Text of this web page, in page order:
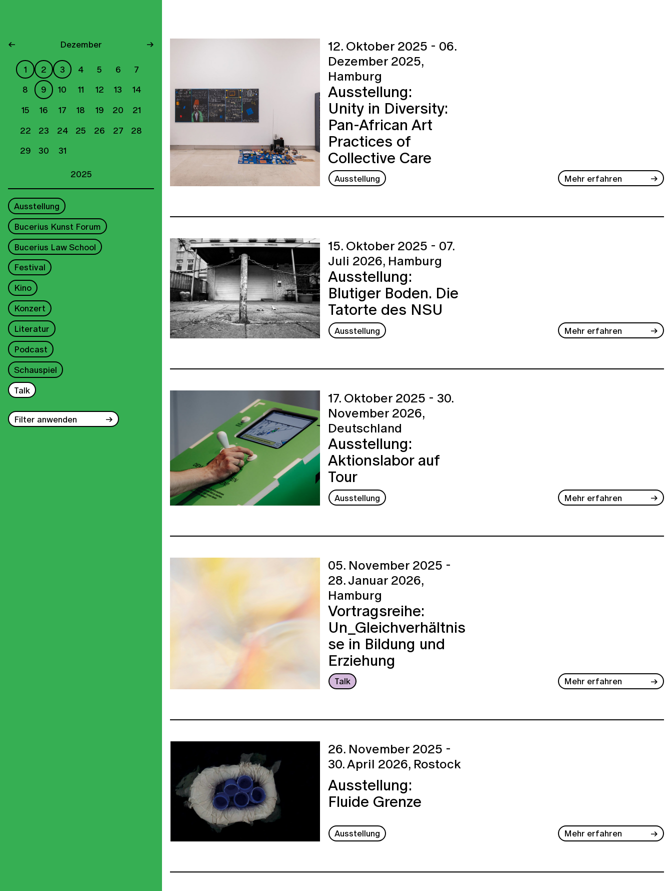
← Dezember →
1 2 3 4 5 6
7
8
9 10 11 12 13
14
15
16 17 18 19 20
21
22
23 24 25 26 27
28
29
30
31
2025
Ausstellung
Bucerius Kunst Forum
Bucerius Law School
Festival
Kino
Konzert
Literatur
Podcast
Schauspiel
Talk
Filter anwenden
12. Oktober 2025 - 06.
Dezember 2025,
Hamburg
Ausstellung:
Unity in Diversity:
Pan-African Art
Practices of
Collective Care
Ausstellung Mehr erfahren
15. Oktober 2025 - 07.
Juli 2026, Hamburg
Ausstellung:
Blutiger Boden. Die
Tatorte des NSU
Ausstellung Mehr erfahren
17. Oktober 2025 - 30.
November 2026,
Deutschland
Ausstellung:
Aktionslabor auf
Tour
Ausstellung Mehr erfahren
05. November 2025 -
28. Januar 2026,
Hamburg
Vortragsreihe:
Un_Gleichverhältnis
se in Bildung und
Erziehung
Talk Mehr erfahren
26. November 2025 -
30. April 2026, Rostock
Ausstellung:
Fluide Grenze
Ausstellung Mehr erfahren